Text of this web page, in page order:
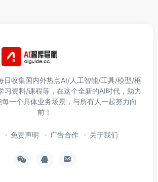
日收集国内外热点AI/人工智能/工具/模型/框
习资料/课程等，在这个全新的AI时代，助力
一个具体业务场景，与所有人一起努力向
前！
免责声明 广告合作 关于我们